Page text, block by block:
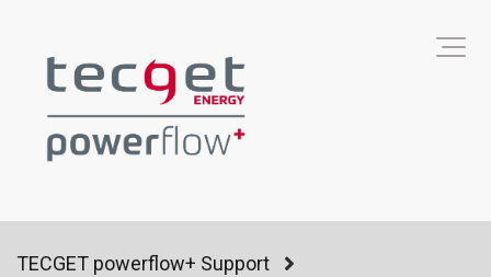
TECGET powerflow+ Support